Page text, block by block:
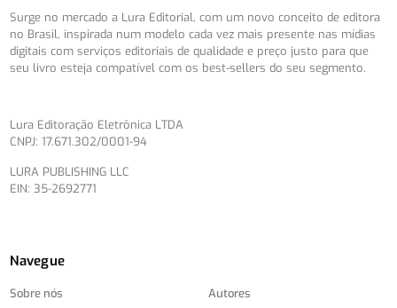
Surge no mercado a Lura Editorial, com um novo conceito de editora
no Brasil, inspirada num modelo cada vez mais presente nas mídias
digitais com serviços editoriais de qualidade e preço justo para que
seu livro esteja compatível com os best-sellers do seu segmento.
Lura Editoração Eletrônica LTDA
CNPJ: 17.671.302/0001-94
LURA PUBLISHING LLC
EIN: 35-2692771
Navegue
Sobre nós
Autores